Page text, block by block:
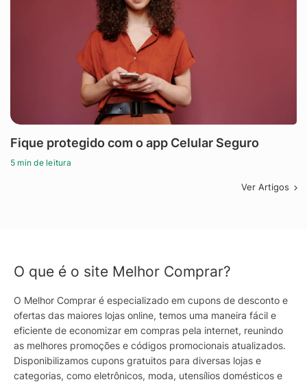
Fique protegido com o app Celular Seguro
5 min de leitura
Ver Artigos
O que é o site Melhor Comprar?
O Melhor Comprar é especializado em cupons de desconto e
ofertas das maiores lojas online, temos uma maneira fácil e
eficiente de economizar em compras pela internet, reunindo
as melhores promoções e códigos promocionais atualizados.
Disponibilizamos cupons gratuitos para diversas lojas e
categorias, como eletrônicos, moda, utensílios domésticos e